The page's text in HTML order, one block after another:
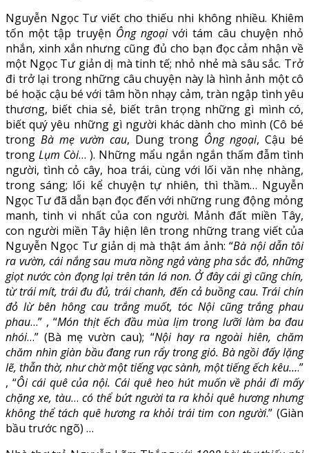
Nguyễn Ngọc Tư viết cho thiếu nhi không nhiều. Khiêm
tốn một tập truyện Ông ngoạivới tám câu chuyện nhỏ
nhắn, xinh xắn nhưng cũng đủ cho bạn đọc cảm nhận về
một Ngọc Tư giản dị mà tinh tế; nhỏ nhẻ mà sâu sắc. Trở
đi trở lại trong những câu chuyện này là hình ảnh một cô
bé hoặc cậu bé với tâm hồn nhạy cảm, tràn ngập tình yêu
thương, biết chia sẻ, biết trân trọng những gì mình có,
biết quý yêu những gì người khác dành cho mình (Cô bé
trong Bà mẹ vườn cau, Dung trong Ông ngoại, Cậu bé
trong Lụm Còi… ). Những mẩu ngắn ngắn thấm đẫm tình
người, tình cỏ cây, hoa trái, cùng với lối văn nhẹ nhàng,
trong sáng; lối kể chuyện tự nhiên, thì thầm… Nguyễn
Ngọc Tư đã dẫn bạn đọc đến với những rung động mỏng
manh, tinh vi nhất của con người. Mảnh đất miền Tây,
con người miền Tây hiện lên trong những trang viết của
Nguyễn Ngọc Tư giản dị mà thật ám ảnh: “Bà nội dẫn tôi
ra vườn, cái nắng sau mưa nồng ngả vàng pha sắc đỏ, những
giọt nước còn đọng lại trên tán lá non. Ở đây cái gì cũng chín,
từ trái mít, trái đu đủ, trái chanh, đến cả buồng cau. Trái chín
đỏ lừ bên hông cau trắng muốt, tóc Nội cũng trắng phau
phau…” , “Món thịt ếch đầu mùa lịm trong lưỡi làm ba đau
nhói…” (Bà mẹ vườn cau); “Nội hay ra ngoài hiên, chăm
chăm nhìn giàn bầu đang run rẩy trong gió. Bà ngồi đấy lặng
lẽ, thẫn thờ, như chờ một tiếng vạc sành, một tiếng ếch kêu….”
, “Ôi cái quê của nội. Cái quê heo hút muốn về phải đi mấy
chặng xe, tàu… có thể bứt người ta ra khỏi quê hương nhưng
không thể tách quê hương ra khỏi trái tim con người.” (Giàn
bầu trước ngõ) …